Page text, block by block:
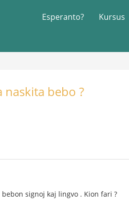
Esperanto? Kursus
naskita bebo ?
signoj kaj lingvo . Kion fari ?